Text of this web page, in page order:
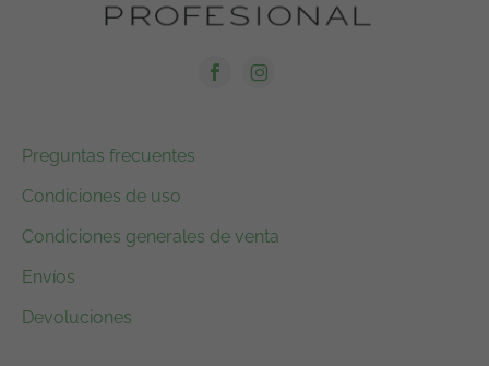
Preguntas frecuentes
Condiciones de uso
Condiciones generales de venta
Envíos
Devoluciones